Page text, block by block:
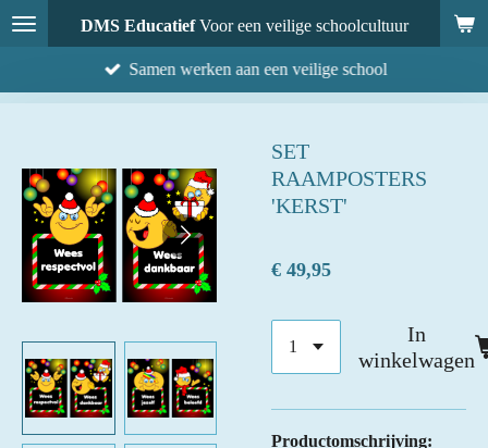
Ga
direct
DMS EducatiefVoor een veilige schoolcultuur
Samen werken aan een veilige school
SET
RAAMPOSTERS
'KERST'
€ 49,95
In
winkelwagen
Productomschrijving: